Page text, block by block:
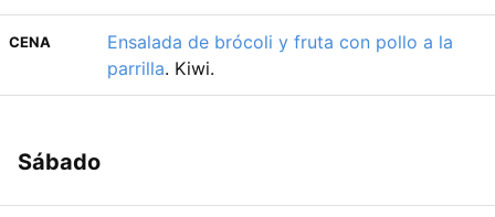
CENA
Ensalada de brócoli y fruta con pollo a la
parrilla. Kiwi.
Sábado